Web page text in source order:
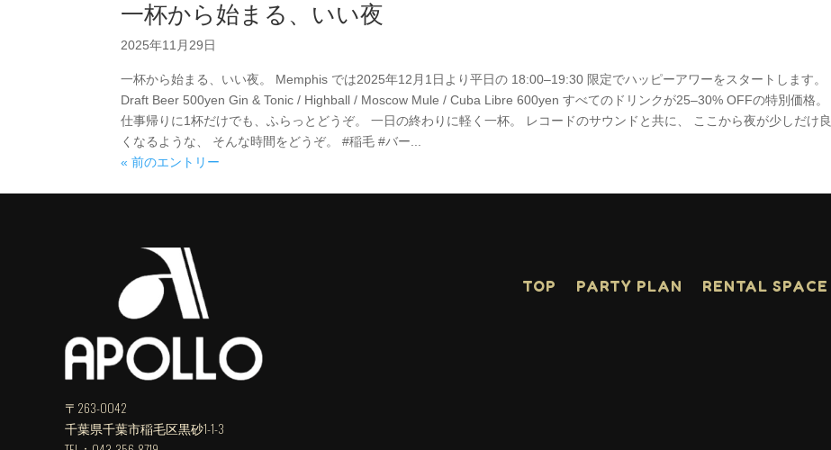
一杯から始まる、いい夜
2025年11月29日
一杯から始まる、いい夜。 Memphis では2025年12月1日より平日の 18:00–19:30 限定でハッピーアワーをスタートします。
Draft Beer 500yen Gin & Tonic / Highball / Moscow Mule / Cuba Libre 600yen すべてのドリンクが25–30% OFFの特別価格。
仕事帰りに1杯だけでも、ふらっとどうぞ。 一日の終わりに軽く一杯。 レコードのサウンドと共に、 ここから夜が少しだけ良
くなるような、 そんな時間をどうぞ。 #稲毛 #バー...
« 前のエントリー
〒263-0042
千葉県千葉市稲毛区黒砂1-1-3
TOP PARTY PLAN RENTAL SPACE